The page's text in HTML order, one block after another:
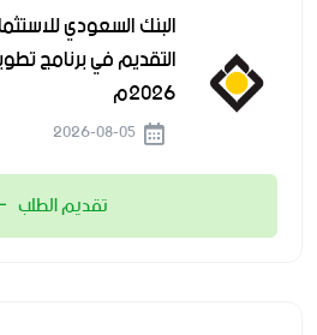
البنك السعودي
التقديم في برنامج
2026م
تقديم الطلب